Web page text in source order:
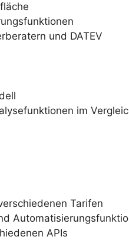
und DATEV
im
Tarifen
APIs